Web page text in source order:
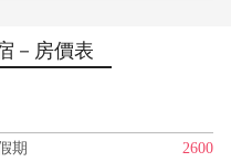
－房價表
期
2600